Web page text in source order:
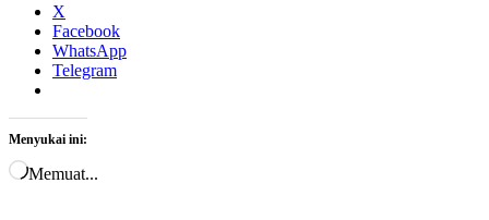
X
Facebook
WhatsApp
Telegram
Menyukai ini:
Memuat...